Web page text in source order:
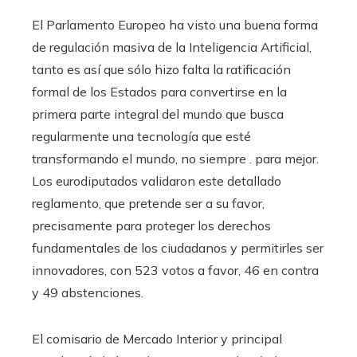
El Parlamento Europeo ha visto una buena forma
de regulación masiva de la Inteligencia Artificial,
tanto es así que sólo hizo falta la ratificación
formal de los Estados para convertirse en la
primera parte integral del mundo que busca
regularmente una tecnología que esté
transformando el mundo, no siempre . para mejor.
Los eurodiputados validaron este detallado
reglamento, que pretende ser a su favor,
precisamente para proteger los derechos
fundamentales de los ciudadanos y permitirles ser
innovadores, con 523 votos a favor, 46 en contra
y 49 abstenciones.
El comisario de Mercado Interior y principal